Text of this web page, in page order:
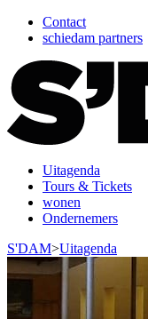
Contact
schiedam partners
Uitagenda
Tours & Tickets
wonen
Ondernemers
S'DAM>Uitagenda